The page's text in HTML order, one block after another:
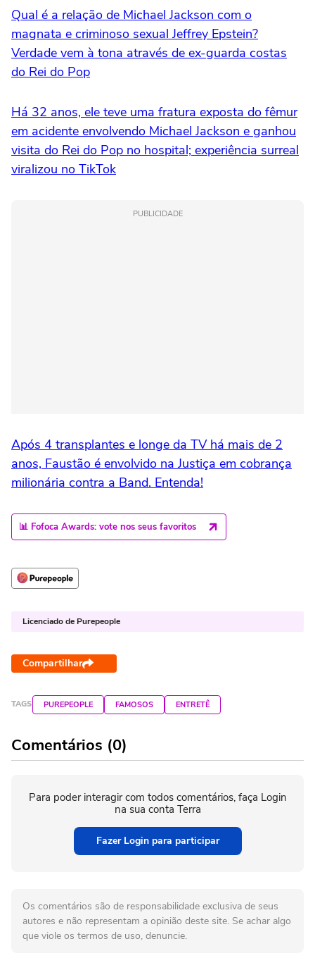
Qual é a relação de Michael Jackson com o
magnata e criminoso sexual Jeffrey Epstein?
Verdade vem à tona através de ex-guarda costas
do Rei do Pop
Há 32 anos, ele teve uma fratura exposta do fêmur
em acidente envolvendo Michael Jackson e ganhou
visita do Rei do Pop no hospital; experiência surreal
viralizou no TikTok
PUBLICIDADE
Após 4 transplantes e longe da TV há mais de 2
anos, Faustão é envolvido na Justiça em cobrança
milionária contra a Band. Entenda!
📊 Fofoca Awards: vote nos seus favoritos
Licenciado de Purepeople
Compartilhar
TAGS PUREPEOPLE FAMOSOS ENTRETÊ
Comentários (0)
Para poder interagir com todos comentários, faça Login
na sua conta Terra
Fazer Login para participar
Os comentários são de responsabilidade exclusiva de seus
autores e não representam a opinião deste site. Se achar algo
que viole os termos de uso, denuncie.